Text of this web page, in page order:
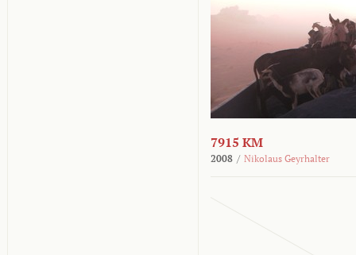
7915 KM
2008 / Nikolaus Geyrhalter